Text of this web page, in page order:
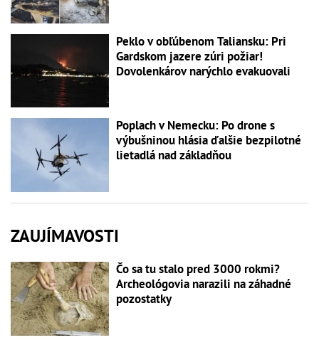
Peklo v obľúbenom Taliansku: Pri
Gardskom jazere zúri požiar!
Dovolenkárov narýchlo evakuovali
Poplach v Nemecku: Po drone s
výbušninou hlásia ďalšie bezpilotné
lietadlá nad základňou
ZAUJÍMAVOSTI
Čo sa tu stalo pred 3000 rokmi?
Archeológovia narazili na záhadné
pozostatky